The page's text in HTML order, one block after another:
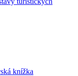
knížka